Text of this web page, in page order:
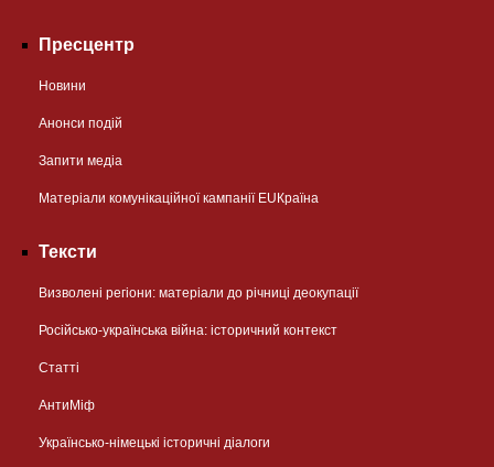
Пресцентр
Новини
Анонси подій
Запити медіа
Матеріали комунікаційної кампанії EUКраїна
Тексти
Визволені регіони: матеріали до річниці деокупації
Російсько-українська війна: історичний контекст
Статті
АнтиМіф
Українсько-німецькі історичні діалоги